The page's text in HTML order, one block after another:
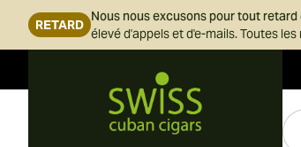
RETARD
Nous nous excusons pour tout retard
élevé d'appels et d'e-mails. Toutes